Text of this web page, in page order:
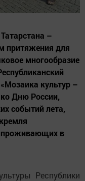
–
притяжения для
многообразие
культур –
Дню России,
событий лета,
проживающих в
Республики